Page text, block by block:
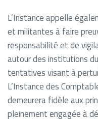
L’Instance appelle
et militantes à faire
responsabilité et de
autour des institutions
tentatives visant à
L’Instance des
demeurera fidèle aux
pleinement engagée à